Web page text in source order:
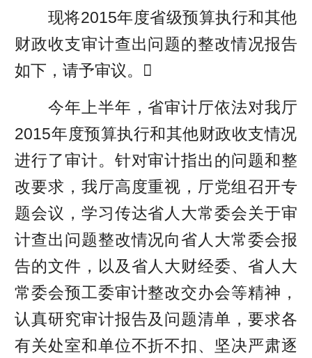
现将2015年度省级预算执行和其他
财政收支审计查出问题的整改情况报告
如下，请予审议。
今年上半年，省审计厅依法对我厅
2015年度预算执行和其他财政收支情况
进行了审计。针对审计指出的问题和整
改要求，我厅高度重视，厅党组召开专
题会议，学习传达省人大常委会关于审
计查出问题整改情况向省人大常委会报
告的文件，以及省人大财经委、省人大
常委会预工委审计整改交办会等精神，
认真研究审计报告及问题清单，要求各
有关处室和单位不折不扣、坚决严肃逐